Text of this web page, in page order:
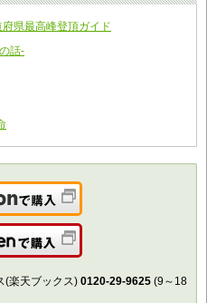
県最高峰登頂ガイド
話-
Amazonで購入
楽天で購入
(楽天ブックス) 0120-29-9625 (9～18